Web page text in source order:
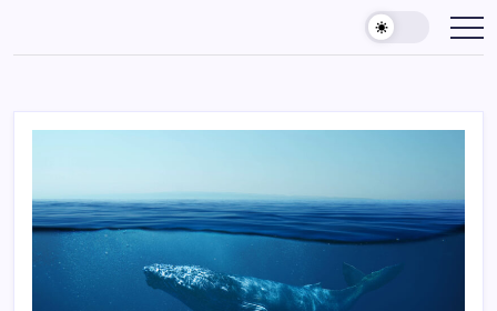
content